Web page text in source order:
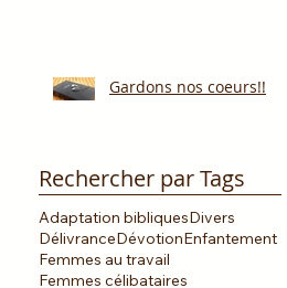
Gardons nos coeurs!!
Rechercher par Tags
Adaptation bibliquesDivers
DélivranceDévotionEnfantement
Femmes au travail
Femmes célibataires